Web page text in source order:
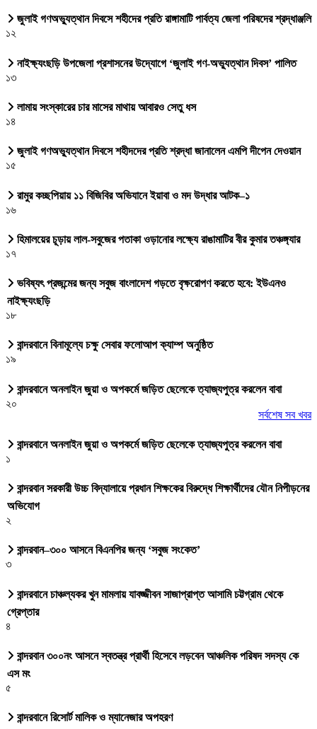
জুলাই গণঅভ্যুত্থান দিবসে শহীদের প্রতি রাঙ্গামাটি পার্বত্য জেলা পরিষদের শ্রদ্ধাঞ্জলি
১২
নাইক্ষ্যংছড়ি উপজেলা প্রশাসনের উদ্যোগে ‘জুলাই গণ-অভ্যুত্থান দিবস’ পালিত
১৩
লামায় সংস্কারের চার মাসের মাথায় আবারও সেতু ধস
১৪
জুলাই গণঅভ্যুত্থান দিবসে শহীদদের প্রতি শ্রদ্ধা জানালেন এমপি দীপেন দেওয়ান
১৫
রামুর কচ্ছপিয়ায় ১১ বিজিবির অভিযানে ইয়াবা ও মদ উদ্ধার আটক–১
১৬
হিমালয়ের চূড়ায় লাল-সবুজের পতাকা ওড়ানোর লক্ষ্যে রাঙামাটির বীর কুমার তঞ্চঙ্গ্যার
১৭
ভবিষ্যৎ প্রজন্মের জন্য সবুজ বাংলাদেশ গড়তে বৃক্ষরোপণ করতে হবে: ইউএনও
নাইক্ষ্যংছড়ি
১৮
বান্দরবানে বিনামূল্যে চক্ষু সেবার ফলোআপ ক্যাম্প অনুষ্ঠিত
১৯
বান্দরবানে অনলাইন জুয়া ও অপকর্মে জড়িত ছেলেকে ত্যাজ্যপুত্র করলেন বাবা
২০
সর্বশেষ সব খবর
বান্দরবানে অনলাইন জুয়া ও অপকর্মে জড়িত ছেলেকে ত্যাজ্যপুত্র করলেন বাবা
১
বান্দরবান সরকারী উচ্চ বিদ্যালায়ে প্রধান শিক্ষকের বিরুদ্ধে শিক্ষার্থীদের যৌন নিপীড়নের
অভিযোগ
২
বান্দরবান–৩০০ আসনে বিএনপির জন্য ‘সবুজ সংকেত’
৩
বান্দরবানে চাঞ্চল্যকর খুন মামলায় যাবজ্জীবন সাজাপ্রাপ্ত আসামি চট্টগ্রাম থেকে
গ্রেপ্তার
৪
বান্দরবান ৩০০নং আসনে স্বতন্ত্র প্রার্থী হিসেবে লড়বেন আঞ্চলিক পরিষদ সদস্য কে
এস মং
৫
বান্দরবানে রিসোর্ট মালিক ও ম্যানেজার অপহরণ